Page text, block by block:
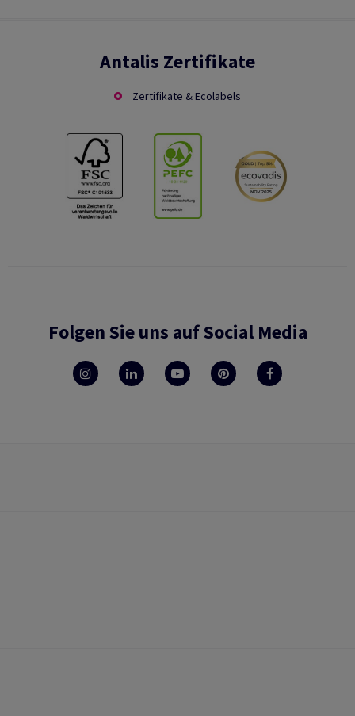
Antalis Zertifikate
Zertifikate & Ecolabels
Folgen Sie uns auf Social Media